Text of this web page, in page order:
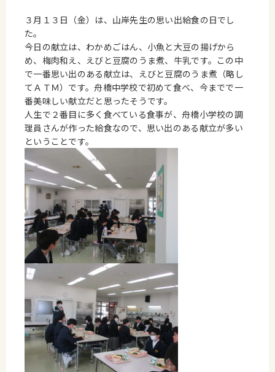
３月１３日（金）は、山岸先生の思い出給食の日でし
た。
今日の献立は、わかめごはん、小魚と大豆の揚げから
め、梅肉和え、えびと豆腐のうま煮、牛乳です。この中
で一番思い出のある献立は、えびと豆腐のうま煮（略し
てＡＴＭ）です。舟橋中学校で初めて食べ、今までで一
番美味しい献立だと思ったそうです。
人生で２番目に多く食べている食事が、舟橋小学校の調
理員さんが作った給食なので、思い出のある献立が多い
ということです。